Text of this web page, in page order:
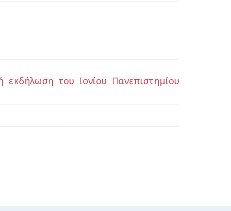
του Ιονίου Πανεπιστημίου